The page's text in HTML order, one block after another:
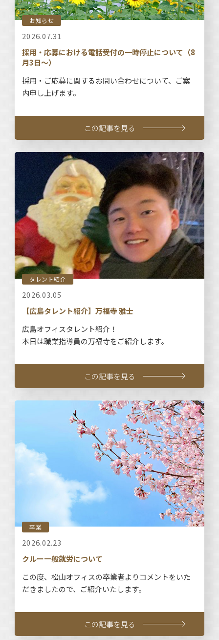
お知らせ
2026.07.31
採用・応募における電話受付の一時停止について（8
月3日～）
採用・ご応募に関するお問い合わせについて、ご案
内申し上げます。
この記事を見る
タレント紹介
2026.03.05
【広島タレント紹介】万福寺 雅士
広島オフィスタレント紹介！
本日は職業指導員の万福寺をご紹介します。
この記事を見る
卒業
2026.02.23
クルー一般就労について
この度、松山オフィスの卒業者よりコメントをいた
だきましたので、ご紹介いたします。
この記事を見る